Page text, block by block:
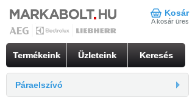
Kosár
A kosár üres
Termékeink Üzleteink Keresés
Páraelszívó